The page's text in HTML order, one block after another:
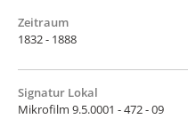
Zeitraum
1832 - 1888
Signatur Lokal
Mikrofilm 9.5.0001 - 472 - 09